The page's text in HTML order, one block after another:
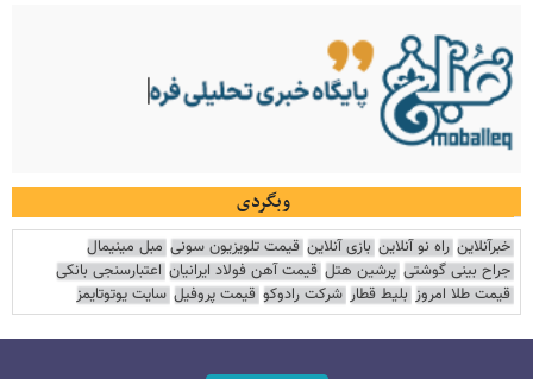
وبگردی
خبرآنلاین راه نو آنلاین بازی آنلاین قیمت تلویزیون سونی مبل مینیمال
جراح بینی گوشتی پرشین هتل قیمت آهن فولاد ایرانیان اعتبارسنجی بانکی
قیمت طلا امروز بلیط قطار شرکت رادوکو قیمت پروفیل سایت یوتوتایمز